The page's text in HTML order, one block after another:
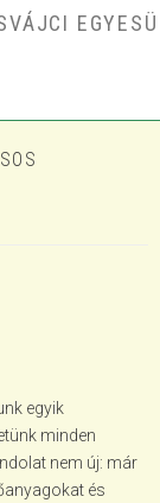
egyik
minden
nem új: már
és